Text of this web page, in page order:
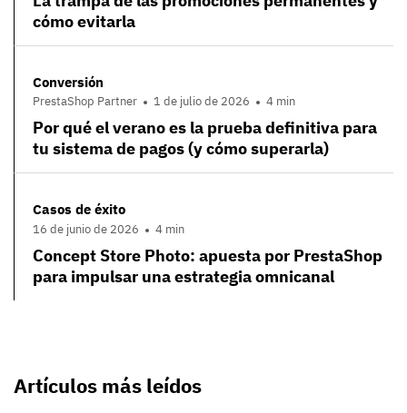
cómo evitarla
Conversión
PrestaShop Partner 1 de julio de 2026 4 min
Por qué el verano es la prueba definitiva para
tu sistema de pagos (y cómo superarla)
Casos de éxito
16 de junio de 2026 4 min
Concept Store Photo: apuesta por PrestaShop
para impulsar una estrategia omnicanal
Artículos más leídos